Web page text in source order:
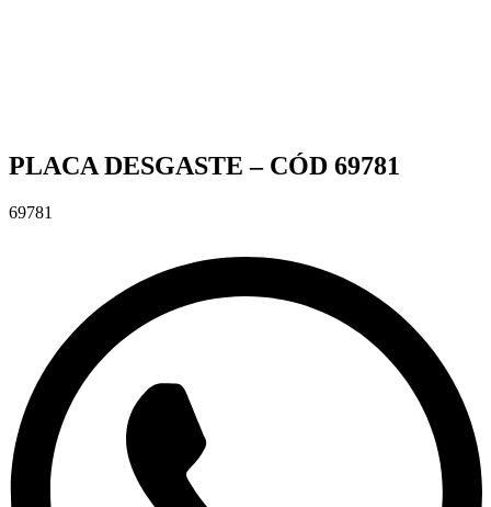
PLACA DESGASTE – CÓD 69781
69781